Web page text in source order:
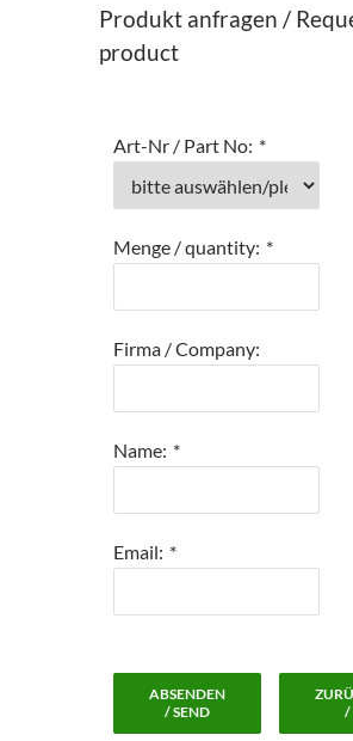
Produkt anfragen /
product
Art-Nr / Part No: *
Menge / quantity: *
Firma / Company:
Name: *
Email: *
ABSENDEN
/ SEND
/